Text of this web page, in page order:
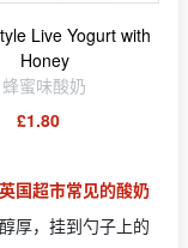
Live Yogurt with
Honey
蜂蜜味酸奶
£1.80
英国超市常见的酸奶
厚，挂到勺子上的